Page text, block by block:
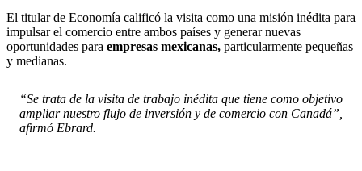
El titular de Economía calificó la visita como una misión inédita para
impulsar el comercio entre ambos países y generar nuevas
oportunidades para empresas mexicanas, particularmente pequeñas
y medianas.
“Se trata de la visita de trabajo inédita que tiene como objetivo
ampliar nuestro flujo de inversión y de comercio con Canadá”,
afirmó Ebrard.